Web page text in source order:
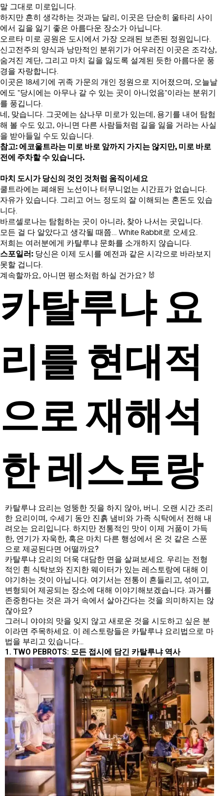
말 그대로 미로입니다.
하지만 흔히 생각하는 것과는 달리, 이곳은 단순히 울타리 사이
에서 길을 잃기 좋은 아름다운 장소가 아닙니다.
오르타 미로 공원은 도시에서 가장 오래된 보존된 정원입니다.
신고전주의 양식과 낭만적인 분위기가 어우러진 이곳은 조각상,
숨겨진 계단, 그리고 마치 길을 잃도록 설계된 듯한 아름다운 풍
경을 자랑합니다.
이곳은 18세기에 귀족 가문의 개인 정원으로 지어졌으며, 오늘날
에도 "당시에는 아무나 갈 수 있는 곳이 아니었음"이라는 분위기
를 풍깁니다.
네, 맞습니다. 그곳에는 삼나무 미로가 있는데, 용기를 내어 탐험
해 볼 수도 있고, 아니면 다른 사람들처럼 길을 잃을 거라는 사실
을 받아들일 수도 있습니다.
참고: 에코울트라는 미로 바로 앞까지 가지는 않지만, 미로 바로
전에 주차할 수 있습니다.
마치 도시가 당신의 것인 것처럼 움직이세요
쿨트라에는 폐쇄된 노선이나 터무니없는 시간표가 없습니다.
자유가 있습니다. 그리고 어느 정도의 잘 이해되는 혼돈도 있습
니다.
바르셀로나는 탐험하는 곳이 아니라, 찾아 나서는 곳입니다.
모든 걸 다 알았다고 생각될 때쯤... White Rabbit로 오세요.
저희는 여러분에게 카탈루냐 문화를 소개하지 않습니다.
스포일러: 당신은 이제 도시를 예전과 같은 시각으로 바라보지
못할 겁니다.
계속할까요, 아니면 평소처럼 하실 건가요? 🐰
카탈루냐 요
리를 현대적
으로 재해석
한 레스토랑
카탈루냐 요리는 엉뚱한 짓을 하지 않아, 버니. 오랜 시간 조리
한 요리이며, 수세기 동안 진흙 냄비와 가족 식탁에서 전해 내
려오는 요리입니다. 하지만 전통적인 맛이 이제 거품이 가득
한, 연기가 자욱한, 혹은 마치 다른 행성에서 온 것 같은 스푼
으로 제공된다면 어떨까요?
카탈루냐 요리의 더욱 대담한 면을 살펴보세요. 우리는 전형
적인 흰 식탁보와 진지한 웨이터가 있는 레스토랑에 대해 이
야기하는 것이 아닙니다. 여기서는 전통이 흔들리고, 섞이고,
변형되어 제공되는 장소에 대해 이야기해보겠습니다. 과거를
존중한다는 것은 과거 속에서 살아간다는 것을 의미하지는 않
잖아요?
그러니 야야의 맛을 잊지 않고 새로운 것을 시도하고 싶은 분
이라면 주목하세요. 이 레스토랑들은 카탈루냐 요리법으로 마
법을 부리고 있습니다...
1. TWO PEBROTS: 모든 접시에 담긴 카탈루냐 역사